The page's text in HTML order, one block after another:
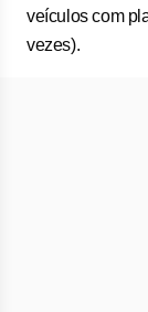
veículos com
vezes).